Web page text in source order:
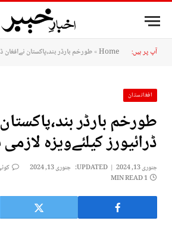
آپ پر ہیں: Home
»طورخم بارڈر بند،پاکستان نےافغان
افغانستان
طورخم بارڈر
ڈرائیورز کیلئےویزہ
جنوری 13, 2024 UPDATED: جنوری 13, 2024
1 MIN READ